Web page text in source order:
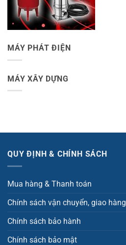
MÁY PHÁT ĐIỆN
MÁY XÂY DỰNG
QUY ĐỊNH & CHÍNH SÁCH
Mua hàng & Thanh toán
Chính sách vận chuyển, giao hàng
Chính sách bảo hành
Chính sách bảo mật